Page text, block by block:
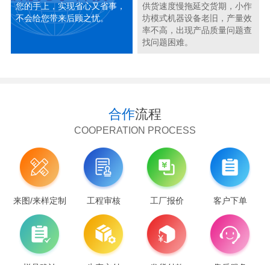
您的手上，实现省心又省事，
不会给您带来后顾之忧。
供货速度慢拖延交货期，小作
坊模式机器设备老旧，产量效
率不高，出现产品质量问题查
找问题困难。
合作流程
COOPERATION PROCESS
来图/来样定制 工程审核 工厂报价 客户下单